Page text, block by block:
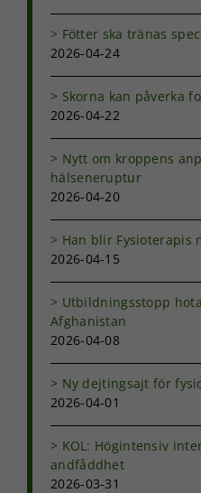
Fötter ska tränas
2026-04-24
Skorna kan påverka
2026-04-22
Nytt om kroppens
hälseneruptur
2026-04-20
Han blir Fysioterapis
2026-04-15
Utbildningsstopp
Afghanistan
2026-04-08
Ny dejtingsajt för
2026-04-01
KOL: Högintensiv
andfåddhet
2026-03-31